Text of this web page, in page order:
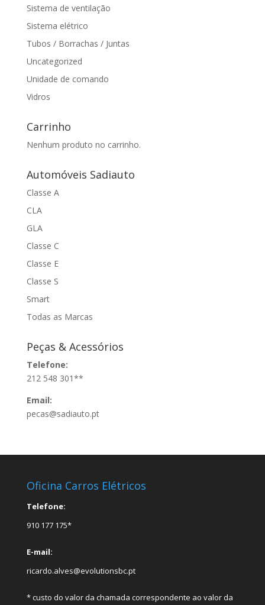
Sistema de ventilação
Sistema elétrico
Tubos / Borrachas / Juntas
Uncategorized
Unidade de comando
Vidros
Carrinho
Nenhum produto no carrinho.
Automóveis Sadiauto
Classe A
CLA
GLA
Classe C
Classe E
Classe S
Smart
Todas as Marcas
Peças & Acessórios
Telefone:
212 548 301**
Email:
pecas@sadiauto.pt
Oficina Carros Elétricos
Telefone:
910 177 175*
E-mail:
ricardo.alves@evolutionsbc.pt
* custo do valor da chamada correspondente ao valor da